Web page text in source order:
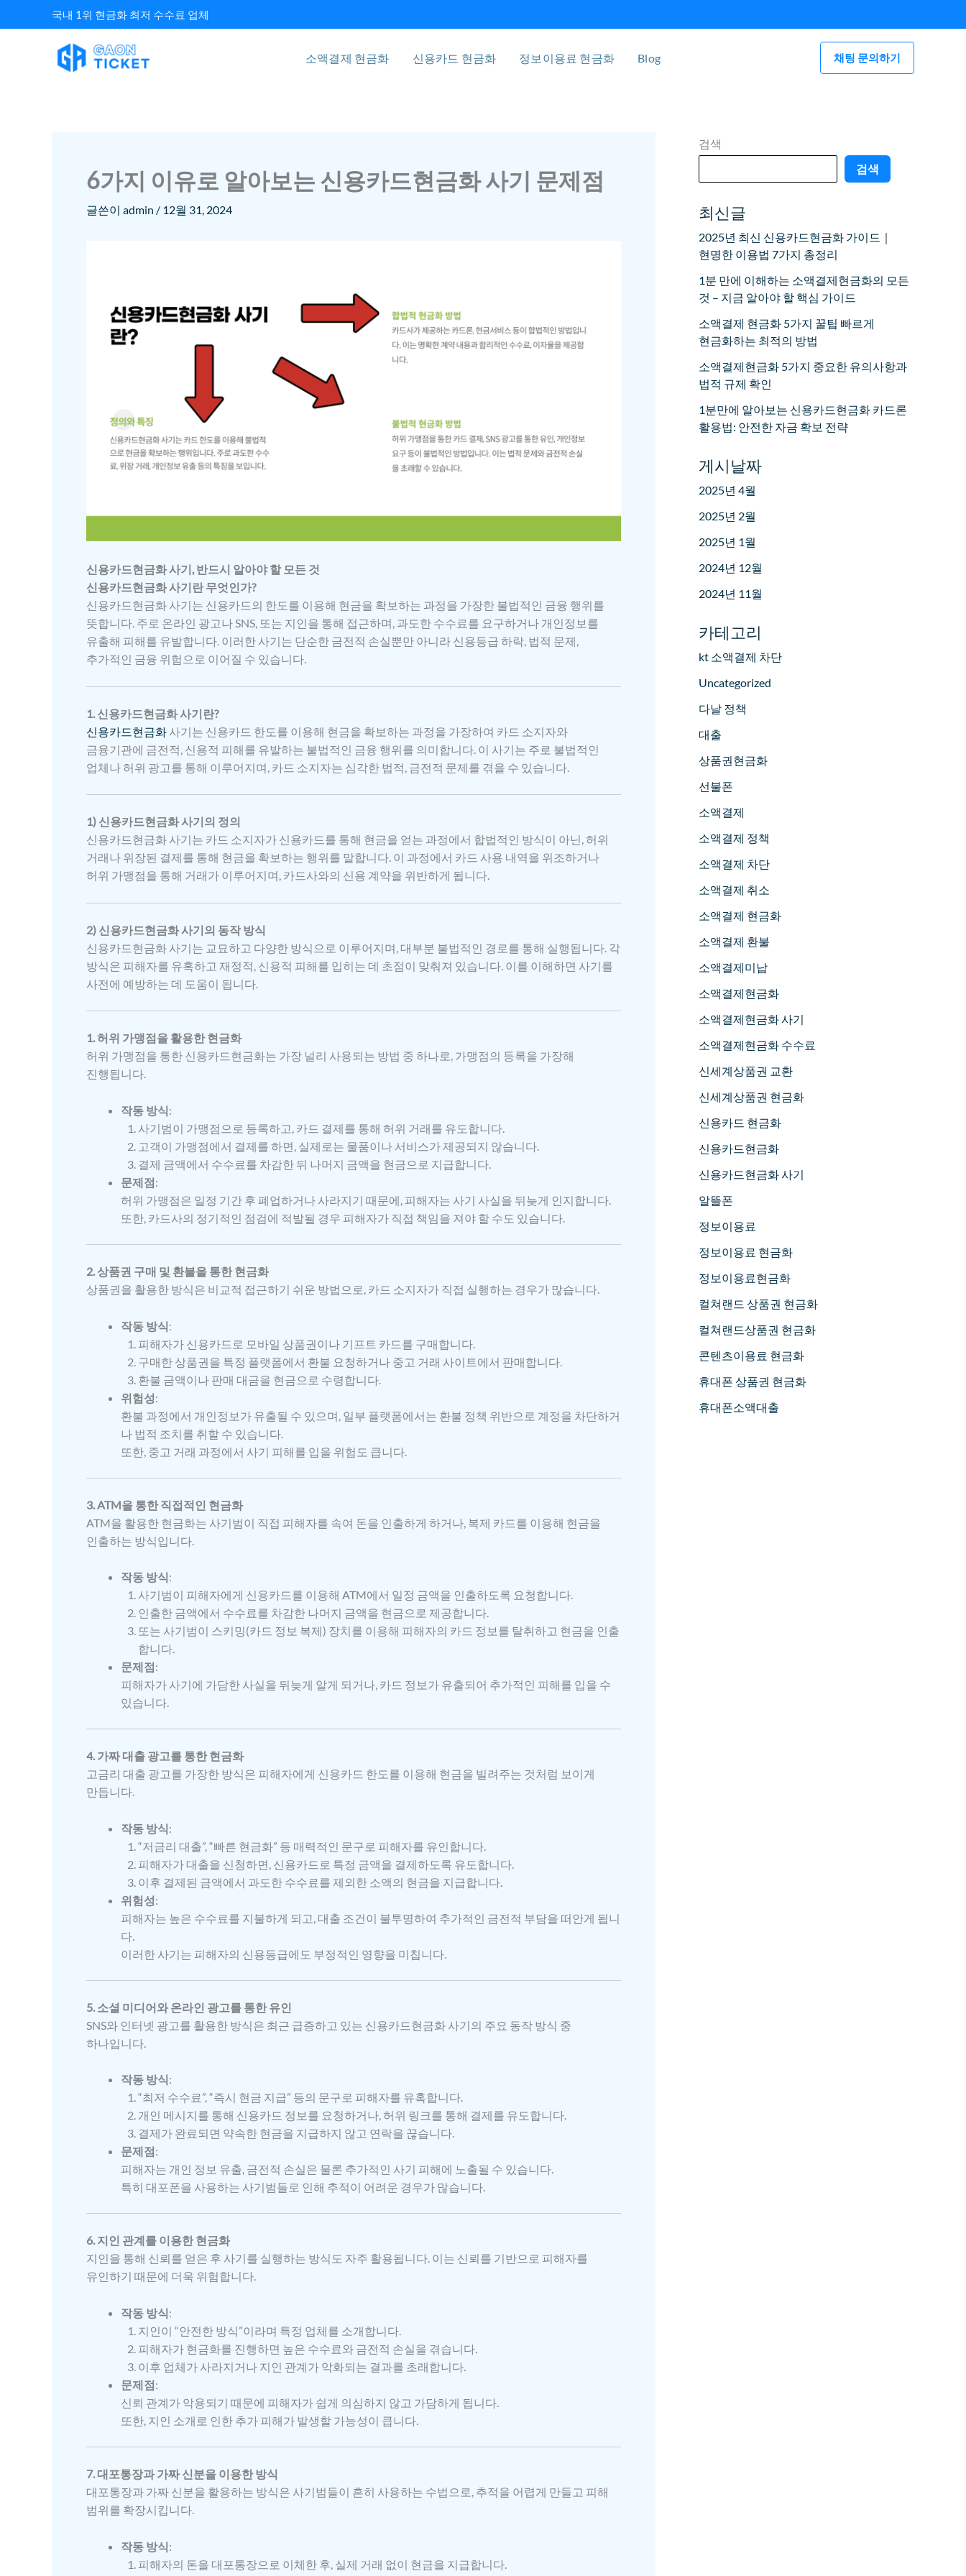
건너뛰기
국내 1위 현금화 최저 수수료 업체
소액결제 현금화 신용카드 현금화 정보이용료 현금화 Blog 채팅 문의하기
6가지 이유로 알아보는 신용카드현금화 사기 문제점
글쓴이 admin / 12월 31, 2024
신용카드현금화 사기, 반드시 알아야 할 모든 것
신용카드현금화 사기란 무엇인가?
신용카드현금화 사기는 신용카드의 한도를 이용해 현금을 확보하는 과정을 가장한 불법적인 금융 행위를
뜻합니다. 주로 온라인 광고나 SNS, 또는 지인을 통해 접근하며, 과도한 수수료를 요구하거나 개인정보를
유출해 피해를 유발합니다. 이러한 사기는 단순한 금전적 손실뿐만 아니라 신용등급 하락, 법적 문제,
추가적인 금융 위험으로 이어질 수 있습니다.
1. 신용카드현금화 사기란?
신용카드현금화 사기는 신용카드 한도를 이용해 현금을 확보하는 과정을 가장하여 카드 소지자와
금융기관에 금전적, 신용적 피해를 유발하는 불법적인 금융 행위를 의미합니다. 이 사기는 주로 불법적인
업체나 허위 광고를 통해 이루어지며, 카드 소지자는 심각한 법적, 금전적 문제를 겪을 수 있습니다.
1) 신용카드현금화 사기의 정의
신용카드현금화 사기는 카드 소지자가 신용카드를 통해 현금을 얻는 과정에서 합법적인 방식이 아닌, 허위
거래나 위장된 결제를 통해 현금을 확보하는 행위를 말합니다. 이 과정에서 카드 사용 내역을 위조하거나
허위 가맹점을 통해 거래가 이루어지며, 카드사와의 신용 계약을 위반하게 됩니다.
2) 신용카드현금화 사기의 동작 방식
신용카드현금화 사기는 교묘하고 다양한 방식으로 이루어지며, 대부분 불법적인 경로를 통해 실행됩니다. 각
방식은 피해자를 유혹하고 재정적, 신용적 피해를 입히는 데 초점이 맞춰져 있습니다. 이를 이해하면 사기를
사전에 예방하는 데 도움이 됩니다.
1. 허위 가맹점을 활용한 현금화
허위 가맹점을 통한 신용카드현금화는 가장 널리 사용되는 방법 중 하나로, 가맹점의 등록을 가장해
진행됩니다.
작동 방식:
사기범이 가맹점으로 등록하고, 카드 결제를 통해 허위 거래를 유도합니다.
고객이 가맹점에서 결제를 하면, 실제로는 물품이나 서비스가 제공되지 않습니다.
결제 금액에서 수수료를 차감한 뒤 나머지 금액을 현금으로 지급합니다.
문제점:
허위 가맹점은 일정 기간 후 폐업하거나 사라지기 때문에, 피해자는 사기 사실을 뒤늦게 인지합니다.
또한, 카드사의 정기적인 점검에 적발될 경우 피해자가 직접 책임을 져야 할 수도 있습니다.
2. 상품권 구매 및 환불을 통한 현금화
상품권을 활용한 방식은 비교적 접근하기 쉬운 방법으로, 카드 소지자가 직접 실행하는 경우가 많습니다.
작동 방식:
피해자가 신용카드로 모바일 상품권이나 기프트 카드를 구매합니다.
구매한 상품권을 특정 플랫폼에서 환불 요청하거나 중고 거래 사이트에서 판매합니다.
환불 금액이나 판매 대금을 현금으로 수령합니다.
위험성:
환불 과정에서 개인정보가 유출될 수 있으며, 일부 플랫폼에서는 환불 정책 위반으로 계정을 차단하거
나 법적 조치를 취할 수 있습니다.
또한, 중고 거래 과정에서 사기 피해를 입을 위험도 큽니다.
3. ATM을 통한 직접적인 현금화
ATM을 활용한 현금화는 사기범이 직접 피해자를 속여 돈을 인출하게 하거나, 복제 카드를 이용해 현금을
인출하는 방식입니다.
작동 방식:
사기범이 피해자에게 신용카드를 이용해 ATM에서 일정 금액을 인출하도록 요청합니다.
인출한 금액에서 수수료를 차감한 나머지 금액을 현금으로 제공합니다.
또는 사기범이 스키밍(카드 정보 복제) 장치를 이용해 피해자의 카드 정보를 탈취하고 현금을 인출
합니다.
문제점:
피해자가 사기에 가담한 사실을 뒤늦게 알게 되거나, 카드 정보가 유출되어 추가적인 피해를 입을 수
있습니다.
4. 가짜 대출 광고를 통한 현금화
고금리 대출 광고를 가장한 방식은 피해자에게 신용카드 한도를 이용해 현금을 빌려주는 것처럼 보이게
만듭니다.
작동 방식:
“저금리 대출”, “빠른 현금화” 등 매력적인 문구로 피해자를 유인합니다.
피해자가 대출을 신청하면, 신용카드로 특정 금액을 결제하도록 유도합니다.
이후 결제된 금액에서 과도한 수수료를 제외한 소액의 현금을 지급합니다.
위험성:
피해자는 높은 수수료를 지불하게 되고, 대출 조건이 불투명하여 추가적인 금전적 부담을 떠안게 됩니
다.
이러한 사기는 피해자의 신용등급에도 부정적인 영향을 미칩니다.
5. 소셜 미디어와 온라인 광고를 통한 유인
SNS와 인터넷 광고를 활용한 방식은 최근 급증하고 있는 신용카드현금화 사기의 주요 동작 방식 중
하나입니다.
작동 방식:
“최저 수수료”, “즉시 현금 지급” 등의 문구로 피해자를 유혹합니다.
개인 메시지를 통해 신용카드 정보를 요청하거나, 허위 링크를 통해 결제를 유도합니다.
결제가 완료되면 약속한 현금을 지급하지 않고 연락을 끊습니다.
문제점:
피해자는 개인 정보 유출, 금전적 손실은 물론 추가적인 사기 피해에 노출될 수 있습니다.
특히 대포폰을 사용하는 사기범들로 인해 추적이 어려운 경우가 많습니다.
6. 지인 관계를 이용한 현금화
지인을 통해 신뢰를 얻은 후 사기를 실행하는 방식도 자주 활용됩니다. 이는 신뢰를 기반으로 피해자를
유인하기 때문에 더욱 위험합니다.
작동 방식:
지인이 “안전한 방식”이라며 특정 업체를 소개합니다.
피해자가 현금화를 진행하면 높은 수수료와 금전적 손실을 겪습니다.
이후 업체가 사라지거나 지인 관계가 악화되는 결과를 초래합니다.
문제점:
신뢰 관계가 악용되기 때문에 피해자가 쉽게 의심하지 않고 가담하게 됩니다.
또한, 지인 소개로 인한 추가 피해가 발생할 가능성이 큽니다.
7. 대포통장과 가짜 신분을 이용한 방식
대포통장과 가짜 신분을 활용하는 방식은 사기범들이 흔히 사용하는 수법으로, 추적을 어렵게 만들고 피해
범위를 확장시킵니다.
작동 방식:
피해자의 돈을 대포통장으로 이체한 후, 실제 거래 없이 현금을 지급합니다.
검색
검색
최신글
2025년 최신 신용카드현금화 가이드｜
현명한 이용법 7가지 총정리
1분 만에 이해하는 소액결제현금화의 모든
것 – 지금 알아야 할 핵심 가이드
소액결제 현금화 5가지 꿀팁 빠르게
현금화하는 최적의 방법
소액결제현금화 5가지 중요한 유의사항과
법적 규제 확인
1분만에 알아보는 신용카드현금화 카드론
활용법: 안전한 자금 확보 전략
게시날짜
2025년 4월
2025년 2월
2025년 1월
2024년 12월
2024년 11월
카테고리
kt 소액결제 차단
Uncategorized
다날 정책
대출
상품권현금화
선불폰
소액결제
소액결제 정책
소액결제 차단
소액결제 취소
소액결제 현금화
소액결제 환불
소액결제미납
소액결제현금화
소액결제현금화 사기
소액결제현금화 수수료
신세계상품권 교환
신세계상품권 현금화
신용카드 현금화
신용카드현금화
신용카드현금화 사기
알뜰폰
정보이용료
정보이용료 현금화
정보이용료현금화
컬쳐랜드 상품권 현금화
컬쳐랜드상품권 현금화
콘텐츠이용료 현금화
휴대폰 상품권 현금화
휴대폰소액대출